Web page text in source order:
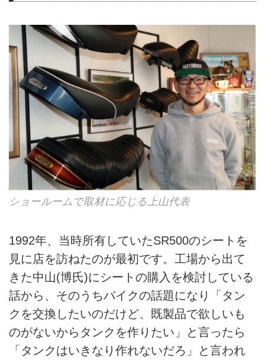
ショールームで取材に応じる上山代表
1992年、当時所有していたSR500のシートを
見に店を訪ねたのが最初です。工場から出て
きた中山(博氏)にシートの購入を検討している
話から、そのうちバイクの話題になり「タン
クを交換したいのだけど、既製品で欲しいも
のがないからタンクを作りたい」と言ったら
「タンクはいきなり作れないだろ」と言われ